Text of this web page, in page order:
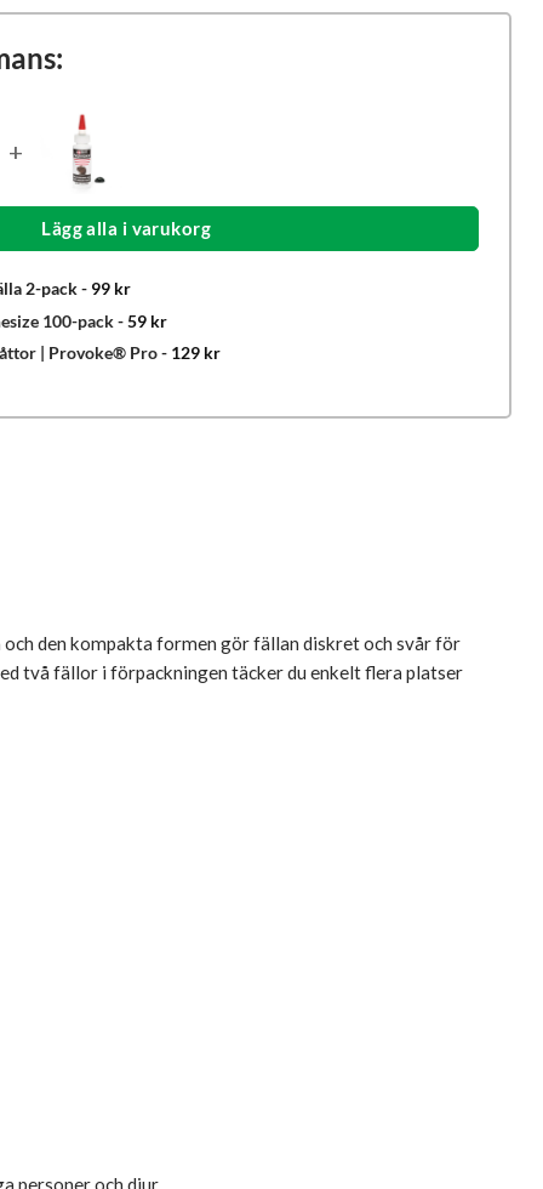
+
Lägg alla i varukorg
2-pack- 99 kr
100-pack-59 kr
| Provoke® Pro- 129 kr
den kompakta formen gör fällan diskret och svår för
två fällor i förpackningen täcker du enkelt flera platser
personer och djur